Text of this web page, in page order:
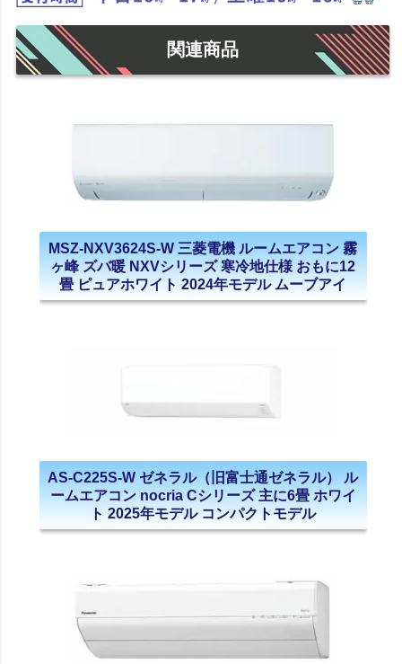
関連商品
MSZ-NXV3624S-W 三菱電機 ルームエアコン 霧
ヶ峰 ズバ暖 NXVシリーズ 寒冷地仕様 おもに12
畳 ピュアホワイト 2024年モデル ムーブアイ
AS-C225S-W ゼネラル（旧富士通ゼネラル） ル
ームエアコン nocria Cシリーズ 主に6畳 ホワイ
ト 2025年モデル コンパクトモデル